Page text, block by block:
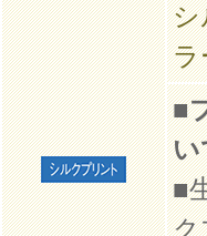
シ
ラ
■
い
■
ク